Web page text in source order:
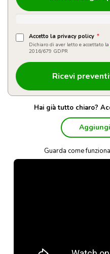
Accetto la privacy policy *
Dichiaro di aver letto e accettato la
2016/679 GDPR
Hai già tutto chiaro?
Guarda come